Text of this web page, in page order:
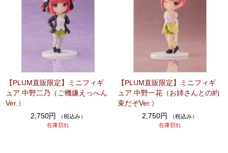
【PLUM直販限定】ミニフィギ
ュア 中野二乃（ご機嫌えっへん
Ver.）
2,750円
（税込み）
在庫切れ
【PLUM直販限定】ミニフィギ
ュア 中野一花（お姉さんとの約
束だぞVer.）
2,750円
（税込み）
在庫切れ